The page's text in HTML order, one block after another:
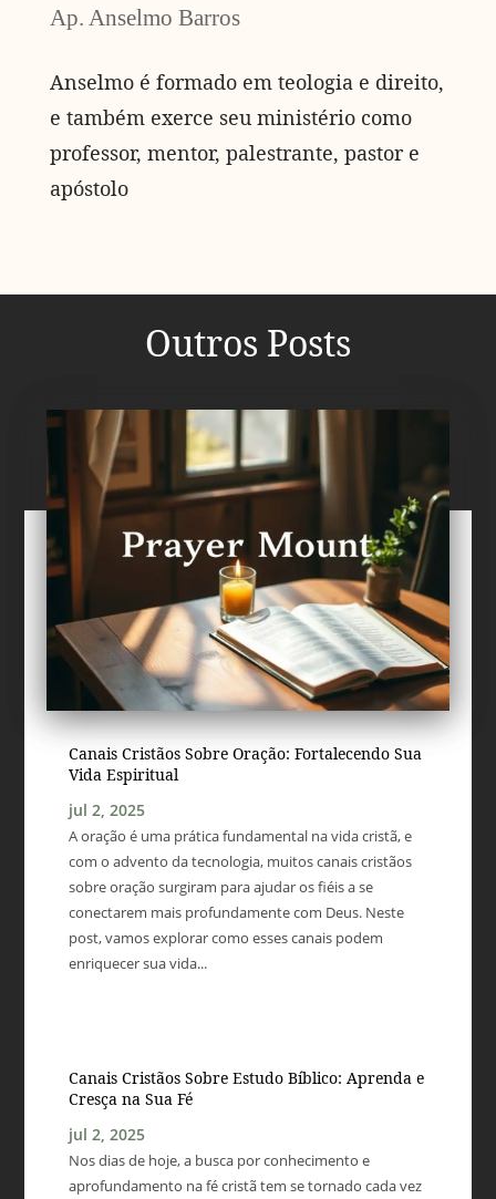
Ap. Anselmo Barros
Anselmo é formado em teologia e direito,
e também exerce seu ministério como
professor, mentor, palestrante, pastor e
apóstolo
Outros Posts
Canais Cristãos Sobre Oração: Fortalecendo Sua
Vida Espiritual
jul 2, 2025
A oração é uma prática fundamental na vida cristã, e
com o advento da tecnologia, muitos canais cristãos
sobre oração surgiram para ajudar os fiéis a se
conectarem mais profundamente com Deus. Neste
post, vamos explorar como esses canais podem
enriquecer sua vida...
Canais Cristãos Sobre Estudo Bíblico: Aprenda e
Cresça na Sua Fé
jul 2, 2025
Nos dias de hoje, a busca por conhecimento e
aprofundamento na fé cristã tem se tornado cada vez